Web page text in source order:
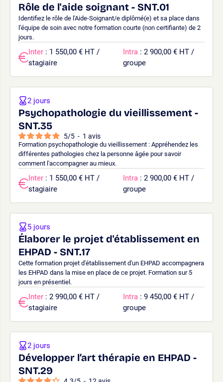
Rôle de l'aide soignant - SNT.01
Identifiez le rôle de l'Aide-Soignant/e diplômé(e) et sa place dans
l'équipe de soin avec notre formation courte (non certifiante) de 2
jours.
Inter : 1 550,00 € HT /
stagiaire
Intra : 2 900,00 € HT /
groupe
Psychopathologie du vieillissement -
SNT.35
5/5 - 1 avis
Formation psychopathologie du vieillissement : Appréhendez les
différentes pathologies chez la personne âgée pour savoir
comment l'accompagner au mieux.
2 jours
Inter : 1 550,00 € HT /
stagiaire
Intra : 2 900,00 € HT /
groupe
Élaborer le projet d'établissement en
EHPAD - SNT.17
Cette formation projet d'établissement d'un EHPAD accompagnera
les EHPAD dans la mise en place de ce projet. Formation sur 5
jours en présentiel.
5 jours
Inter : 2 990,00 € HT /
stagiaire
Intra : 9 450,00 € HT /
groupe
Développer l’art thérapie en EHPAD -
SNT.29
2 jours